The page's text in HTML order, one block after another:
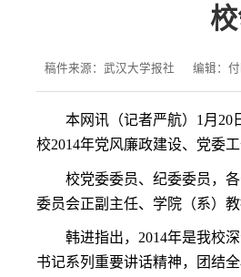
稿件来源：武汉大学报社 编辑：
本网讯 （记者严航） 1 月 20
校2014年党风廉政建设、党委
校党委委员、纪委委员，
委员会正副主任、学院（系）
韩进指出， 2014年是我校
书记系列重要讲话精神，团结